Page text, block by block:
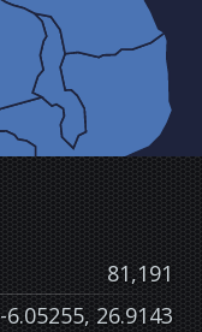
81,191
-6.05255, 26.9143